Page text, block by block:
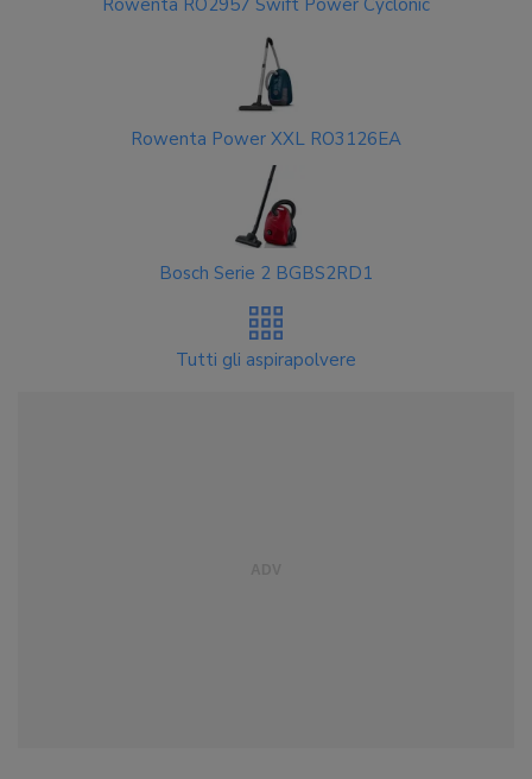
Rowenta RO2957 Swift Power Cyclonic
Rowenta Power XXL RO3126EA
Bosch Serie 2 BGBS2RD1
Tutti gli aspirapolvere